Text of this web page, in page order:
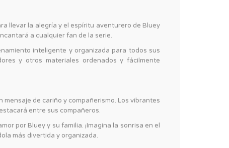
llevar la alegría y el espíritu aventurero de Bluey
a cualquier fan de la serie.
inteligente y organizada para todos sus
y otros materiales ordenados y fácilmente
de cariño y compañerismo. Los vibrantes
entre sus compañeros.
por Bluey y su familia. ¡Imagina la sonrisa en el
más divertida y organizada.